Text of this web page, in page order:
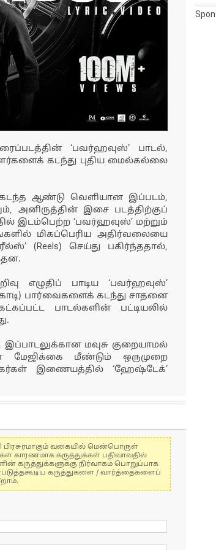
‘பவர்ஹவுஸ்’ பாடல்,
கடந்து புதிய மைல்கல்லை
ஆண்டு வெளியான இப்படம்,
அனிருத்தின் இசை படத்திற்குப்
இடம்பெற்ற ‘பவர்ஹவுஸ்’ மற்றும்
மிகப்பெரிய அதிர்வலையை
(Reels) செய்து பகிர்ந்ததால்,
எழுதிப் பாடிய ‘பவர்ஹவுஸ்’
பார்வைகளைக் கடந்து சாதனை
பாடல்களின் பட்டியலில்
மவுசு குறையாமல்
மேஜிக்கை மீண்டும் ஒருமுறை
இணையத்தில் ‘ஹேஷ்டேக்’
பிரசுரமாகும் வகையில் மென்பொருள்
காரணமாக கருத்துக்கள் பதிவாவதில்
கருத்துக்களுக்கு நிர்வாகம் பொறுப்பாக
கருத்துகளை / வார்த்தைகளைப்